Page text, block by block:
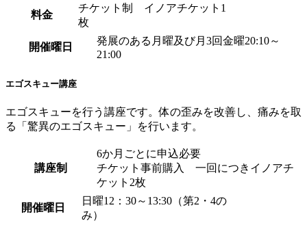
料金
チケット制 イノアチケット1
枚
開催曜日
発展のある月曜及び月3回金曜20:10～
21:00
エゴスキュー講座
エゴスキューを行う講座です。体の歪みを改善し、痛みを取
る「驚異のエゴスキュー」を行います。
講座制
6か月ごとに申込必要
チケット事前購入 一回につきイノアチ
ケット2枚
開催曜日
日曜12：30～13:30（第2・4の
み）